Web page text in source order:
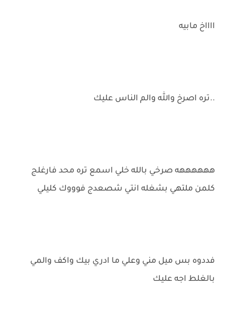
ااااخ مابيه
..تره اصرخ والله والم الناس عليك
ههههههه صرخي بالله خلي اسمع تره محد فارغلج
كلمن ملتهي بشغله انتي شصعدج فوووك كليلي
فددوه بس ميل مني وعلي ما ادري بيك واكف والمي
بالغلط اجه عليك